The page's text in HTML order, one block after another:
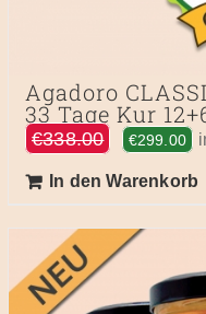
Agadoro
33 Tage Kur
€338.00
war:
€299.00
In den Warenkorb